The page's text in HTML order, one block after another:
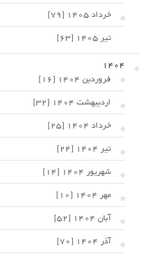
خرداد 1405 [79]
تیر 1405 [63]
1404
فروردین 1404 [16]
اردیبهشت 1404 [32]
خرداد 1404 [25]
تیر 1404 [24]
شهریور 1404 [14]
مهر 1404 [10]
آبان 1404 [52]
آذر 1404 [70]